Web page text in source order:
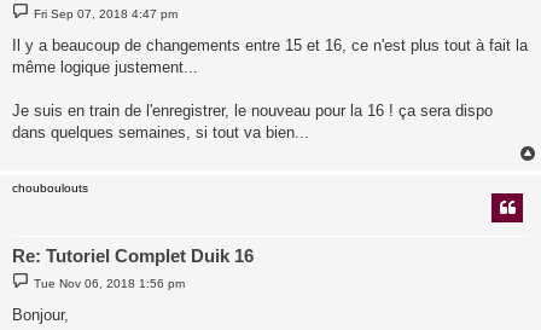
P
o
t
Fri Sep 07, 2018 4:47 pm
Il y a beaucoup de changements entre 15 et 16, ce n'est plus tout à fait la
même logique justement...
Je suis en train de l'enregistrer, le nouveau pour la 16 ! ça sera dispo
dans quelques semaines, si tout va bien...
chouboulouts
Re: Tutoriel Complet Duik 16
P
o
t
Tue Nov 06, 2018 1:56 pm
Bonjour,